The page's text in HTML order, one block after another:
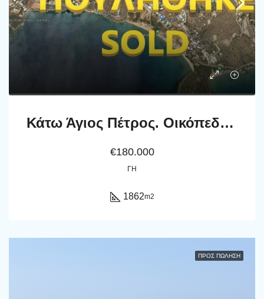
Κάτω Άγιος Πέτρος. Οικόπεδο εμβαδού 1862 m2
€180.000
ΓΗ
1862m2
ΠΡΟΣ ΠΏΛΗΣΗ